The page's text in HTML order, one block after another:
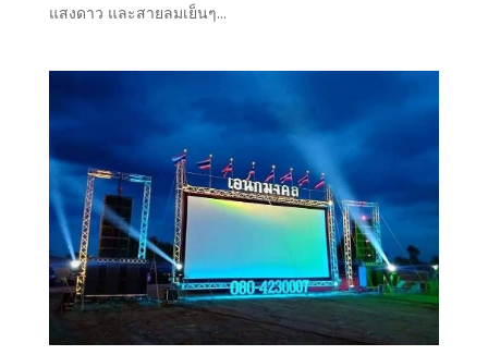
แสงดาว และสายลมเย็นๆ...